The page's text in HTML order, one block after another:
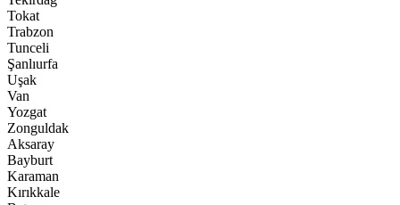
Tokat
Trabzon
Tunceli
Şanlıurfa
Uşak
Van
Yozgat
Zonguldak
Aksaray
Bayburt
Karaman
Kırıkkale